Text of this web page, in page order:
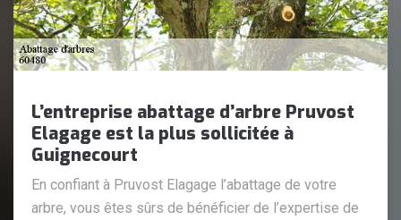
L’entreprise abattage d’arbre Pruvost
Elagage est la plus sollicitée à
Guignecourt
En confiant à Pruvost Elagage l’abattage de votre
arbre, vous êtes sûrs de bénéficier de l’expertise de